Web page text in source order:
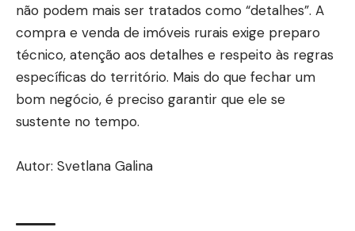
não podem mais ser tratados como “detalhes”. A
compra e venda de imóveis rurais exige preparo
técnico, atenção aos detalhes e respeito às regras
específicas do território. Mais do que fechar um
bom negócio, é preciso garantir que ele se
sustente no tempo.
Autor: Svetlana Galina